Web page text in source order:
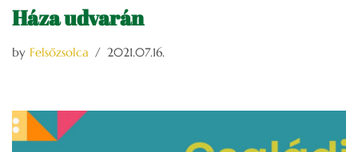
Háza udvarán
by Felsőzsolca 2021.07.16.